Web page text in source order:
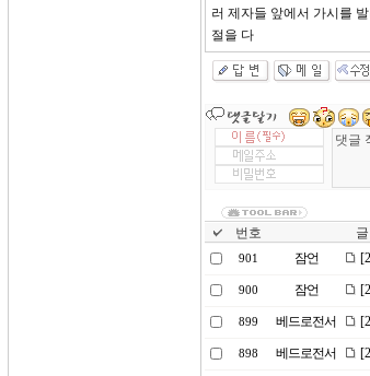
러 제자들 앞에서 가시를
절을 다
번호 글
901 잠언
900 잠언
899 베드로전서
898 베드로전서